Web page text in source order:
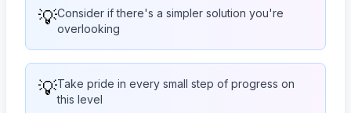
💡Consider if there's a simpler solution you're
overlooking
💡Take pride in every small step of progress on
this level